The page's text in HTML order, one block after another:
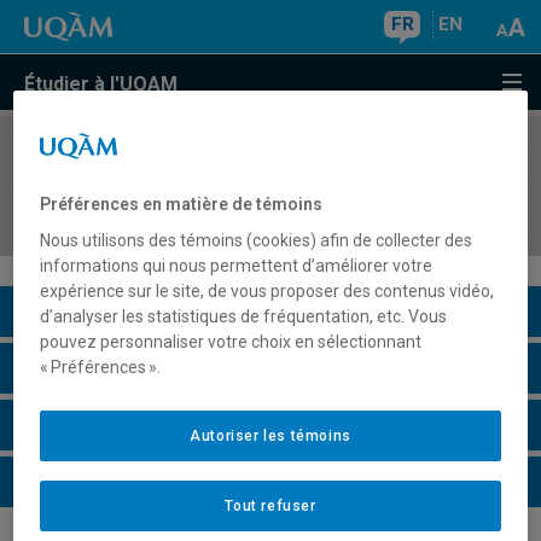
FR EN
Étudier à l'UQAM
COURS//
création
Description du cours
Horaire - Été 2026
Horaire - Automne 2026
Horaire - Hiver 2027
Préférences en matière de témoins
Nous utilisons des témoins (cookies) afin de collecter des
informations qui nous permettent d’améliorer votre
expérience sur le site, de vous proposer des contenus vidéo,
d’analyser les statistiques de fréquentation, etc. Vous
pouvez personnaliser votre choix en sélectionnant
« Préférences ».
Tout refuser
Autoriser les témoins